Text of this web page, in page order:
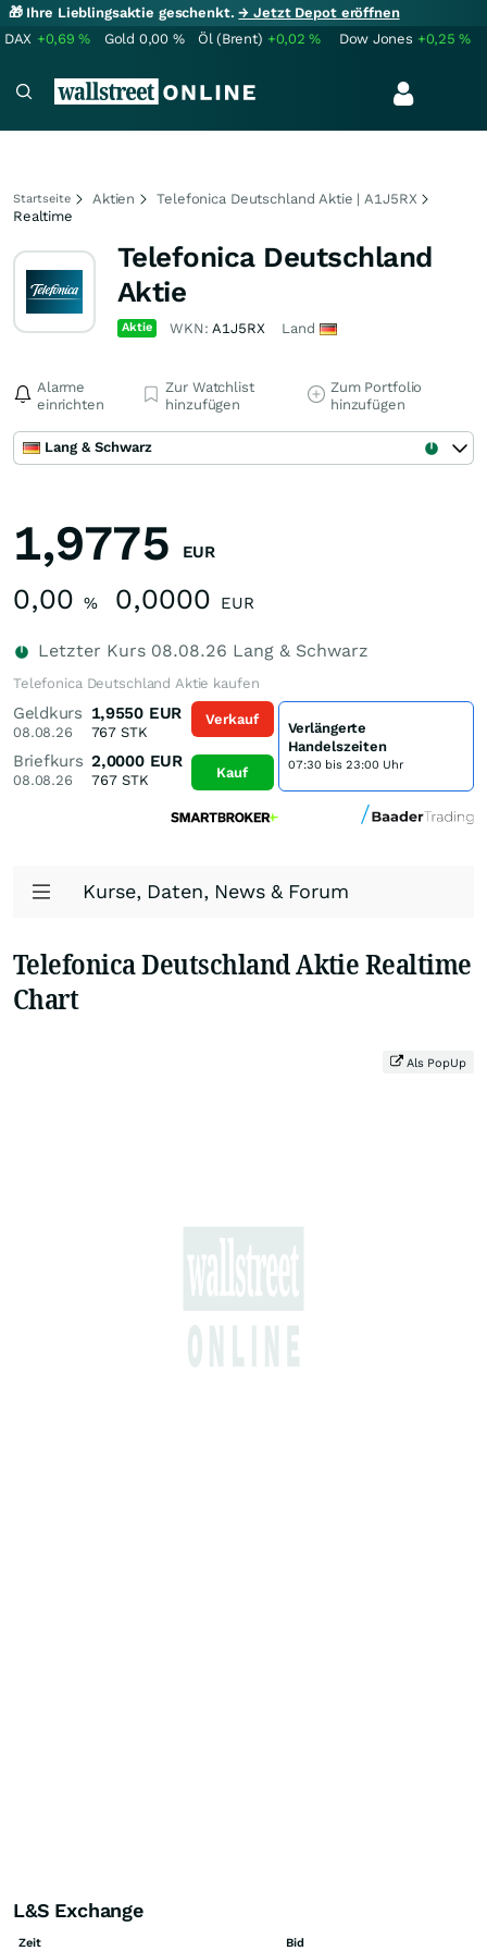
🎁 Ihre Lieblingsaktie geschenkt.→ Jetzt Depot eröffnen
DAX +0,69% Gold 0,00 % Öl (Brent) +0,02% Dow Jones +0,25%
Startseite Aktien
Telefonica Deutschland Aktie | A1J5RX
Realtime
Telefonica Deutschland
Aktie
Aktie WKN:A1J5RX Land
Alarme
einrichten
Zur Watchlist
hinzufügen
Zum Portfolio
hinzufügen
Lang & Schwarz
1,9775 EUR
0,00 % 0,0000 EUR
Letzter Kurs 08.08.26 Lang & Schwarz
Telefonica Deutschland Aktie kaufen
Geldkurs
08.08.26
1,9550 EUR
767 STK
Briefkurs
08.08.26
2,0000 EUR
767STK
Verkauf
Kauf
Verlängerte
Handelszeiten
07:30 bis 23:00 Uhr
Kurse, Daten, News & Forum
Telefonica Deutschland Aktie Realtime
Chart
Als PopUp
L&S Exchange
Zeit Bid